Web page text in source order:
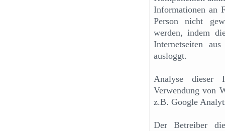
Informationen an
Person nicht
werden, indem
Internetseiten
ausloggt.
Analyse dieser
Verwendung von
z.B. Google
Der Betreiber